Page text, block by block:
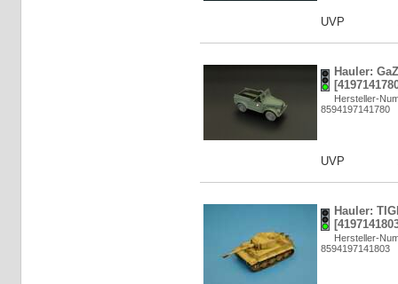
UVP
Hauler:
Hersteller-
8594197141780
UVP
Hauler:
Hersteller-
8594197141803